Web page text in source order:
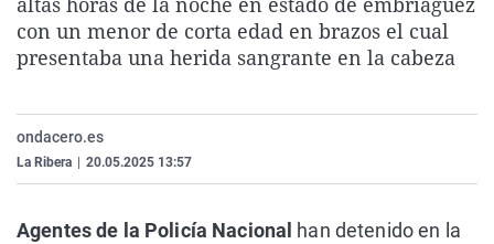
La rosa de los vientos
Gente viajera
Caso
Retornados
Extremadura
Galicia
Virales
Televisión
con un menor de corta edad en brazos el cual
presentaba una herida sangrante en la cabeza
ondacero.es
La Ribera 20.05.2025 13:57
Agentes de la Policía Nacional han detenido en la